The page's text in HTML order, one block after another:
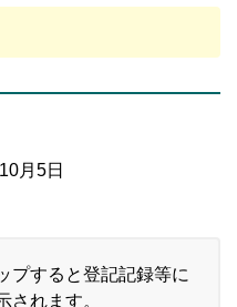
月5日
プすると登記記録等に
されます。